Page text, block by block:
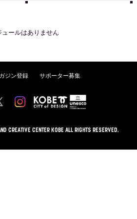
ールはありません
ジン登録 サポーター募集
CREATIVE CENTER KOBE ALL RIGHTS RESERVED.